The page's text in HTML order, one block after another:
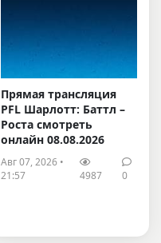
Прямая трансляция
PFL Шарлотт: Баттл –
Роста смотреть
онлайн 08.08.2026
Авг 07, 2026 •
21:57
4987 0